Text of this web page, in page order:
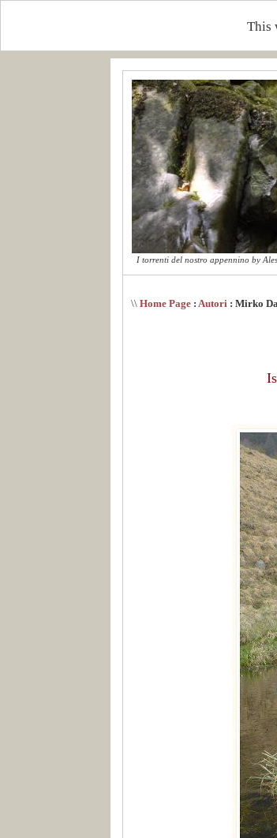
This
I torrenti del nostro appennino by
\\ Home Page : Autori : Mirko